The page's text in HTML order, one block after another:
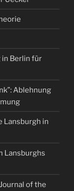
in Berlin für
Ablehnung
Lansburgh in
Lansburghs
of the